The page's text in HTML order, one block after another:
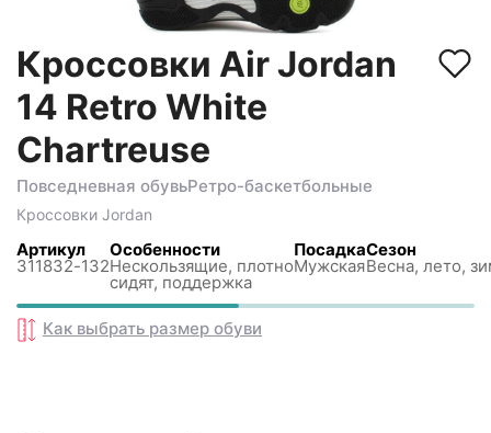
Кроссовки Air Jordan
14 Retro White
Chartreuse
Повседневная обувьРетро-баскетбольные
Кроссовки Jordan
Артикул
311832-132
Особенности
Нескользящиe, плотно
сидят, поддержка
Посадка
Мужская
Сезон
Весна, лето,
Как выбрать размер обуви